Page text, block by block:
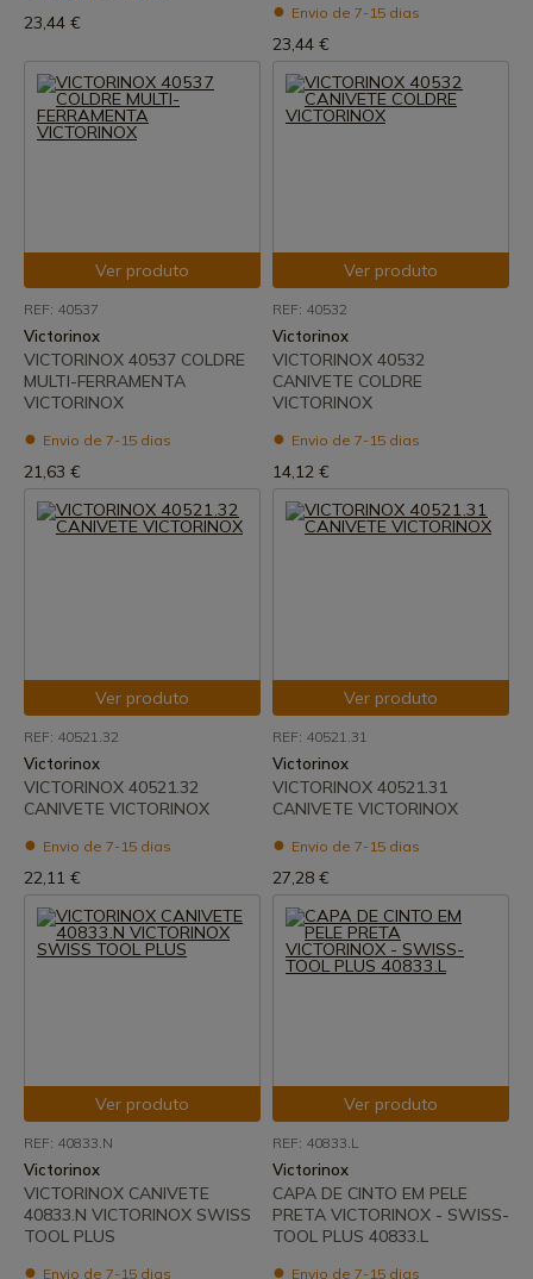
23,44 € Envio de 7-15 dias
23,44 €
Ver produto
REF: 40537
Victorinox
VICTORINOX 40537 COLDRE
MULTI-FERRAMENTA
VICTORINOX
Envio de 7-15 dias
21,63 €
Ver produto
REF: 40532
Victorinox
VICTORINOX 40532
CANIVETE COLDRE
VICTORINOX
Envio de 7-15 dias
14,12 €
Ver produto
REF: 40521.32
Victorinox
VICTORINOX 40521.32
CANIVETE VICTORINOX
Envio de 7-15 dias
22,11 €
Ver produto
REF: 40521.31
Victorinox
VICTORINOX 40521.31
CANIVETE VICTORINOX
Envio de 7-15 dias
27,28 €
Ver produto
REF: 40833.N
Victorinox
VICTORINOX CANIVETE
40833.N VICTORINOX SWISS
TOOL PLUS
Envio de 7-15 dias
Ver produto
REF: 40833.L
Victorinox
CAPA DE CINTO EM PELE
PRETA VICTORINOX - SWISS-
TOOL PLUS 40833.L
Envio de 7-15 dias